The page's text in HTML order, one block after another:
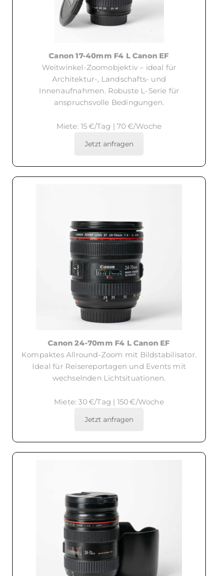
Canon 17-40mm F4 L Canon EF
Weitwinkel-Zoomobjektiv – ideal für
Architektur-, Landschafts- und
Innenaufnahmen. Robuste L-Serie für
anspruchsvolle Bedingungen.
Miete: 15 €/Tag | 70 €/Woche
Jetzt anfragen
Canon 24-70mm F4 L Canon EF
Kompaktes Allround-Zoom mit Bildstabilisator.
Ideal für Reisereportagen und Events mit
wechselnden Lichtsituationen.
Miete: 30 €/Tag | 150 €/Woche
Jetzt anfragen